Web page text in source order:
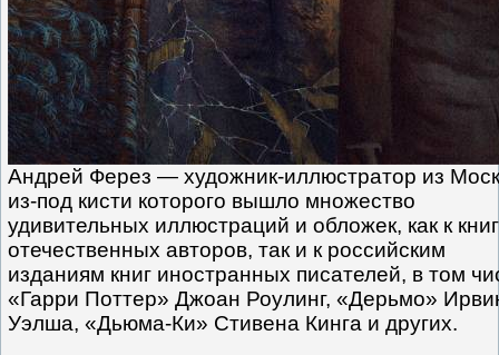
Андрей Ферез — художник-иллюстратор из
из-под кисти которого вышло множество
удивительных иллюстраций и обложек, как к
отечественных авторов, так и к российским
изданиям книг иностранных писателей, в том
«Гарри Поттер» Джоан Роулинг, «Дерьмо»
Уэлша, «Дьюма-Ки» Стивена Кинга и других.